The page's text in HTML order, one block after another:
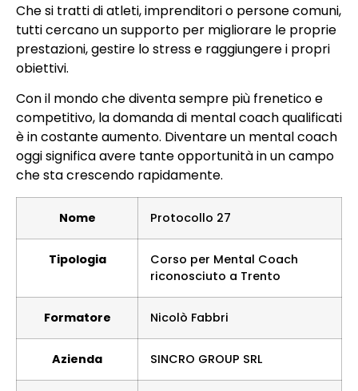
Che si tratti di atleti, imprenditori o persone comuni,
tutti cercano un supporto per migliorare le proprie
prestazioni, gestire lo stress e raggiungere i propri
obiettivi.
Con il mondo che diventa sempre più frenetico e
competitivo, la domanda di mental coach qualificati
è in costante aumento. Diventare un mental coach
oggi significa avere tante opportunità in un campo
che sta crescendo rapidamente.
Nome Protocollo 27
Tipologia
Corso per Mental Coach
riconosciuto a Trento
Formatore Nicolò Fabbri
Azienda SINCRO GROUP SRL